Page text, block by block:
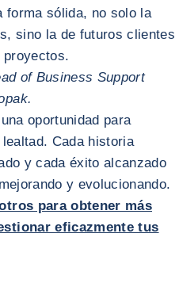
forma sólida, no solo la
sino la de futuros clientes
proyectos.
of Business Support
oportunidad para
Cada historia
y cada éxito alcanzado
y evolucionando.
para obtener más
eficazmente tus